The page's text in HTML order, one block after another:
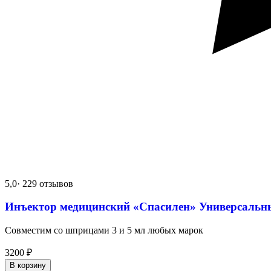
5,0· 229 отзывов
Инъектор медицинский «Спасилен»
Совместим со шприцами 3 и 5 мл любых марок
3200 ₽
В корзину